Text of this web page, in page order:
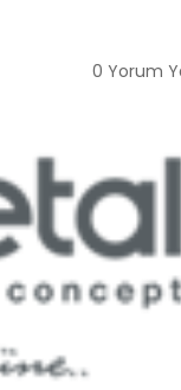
0 Yorum